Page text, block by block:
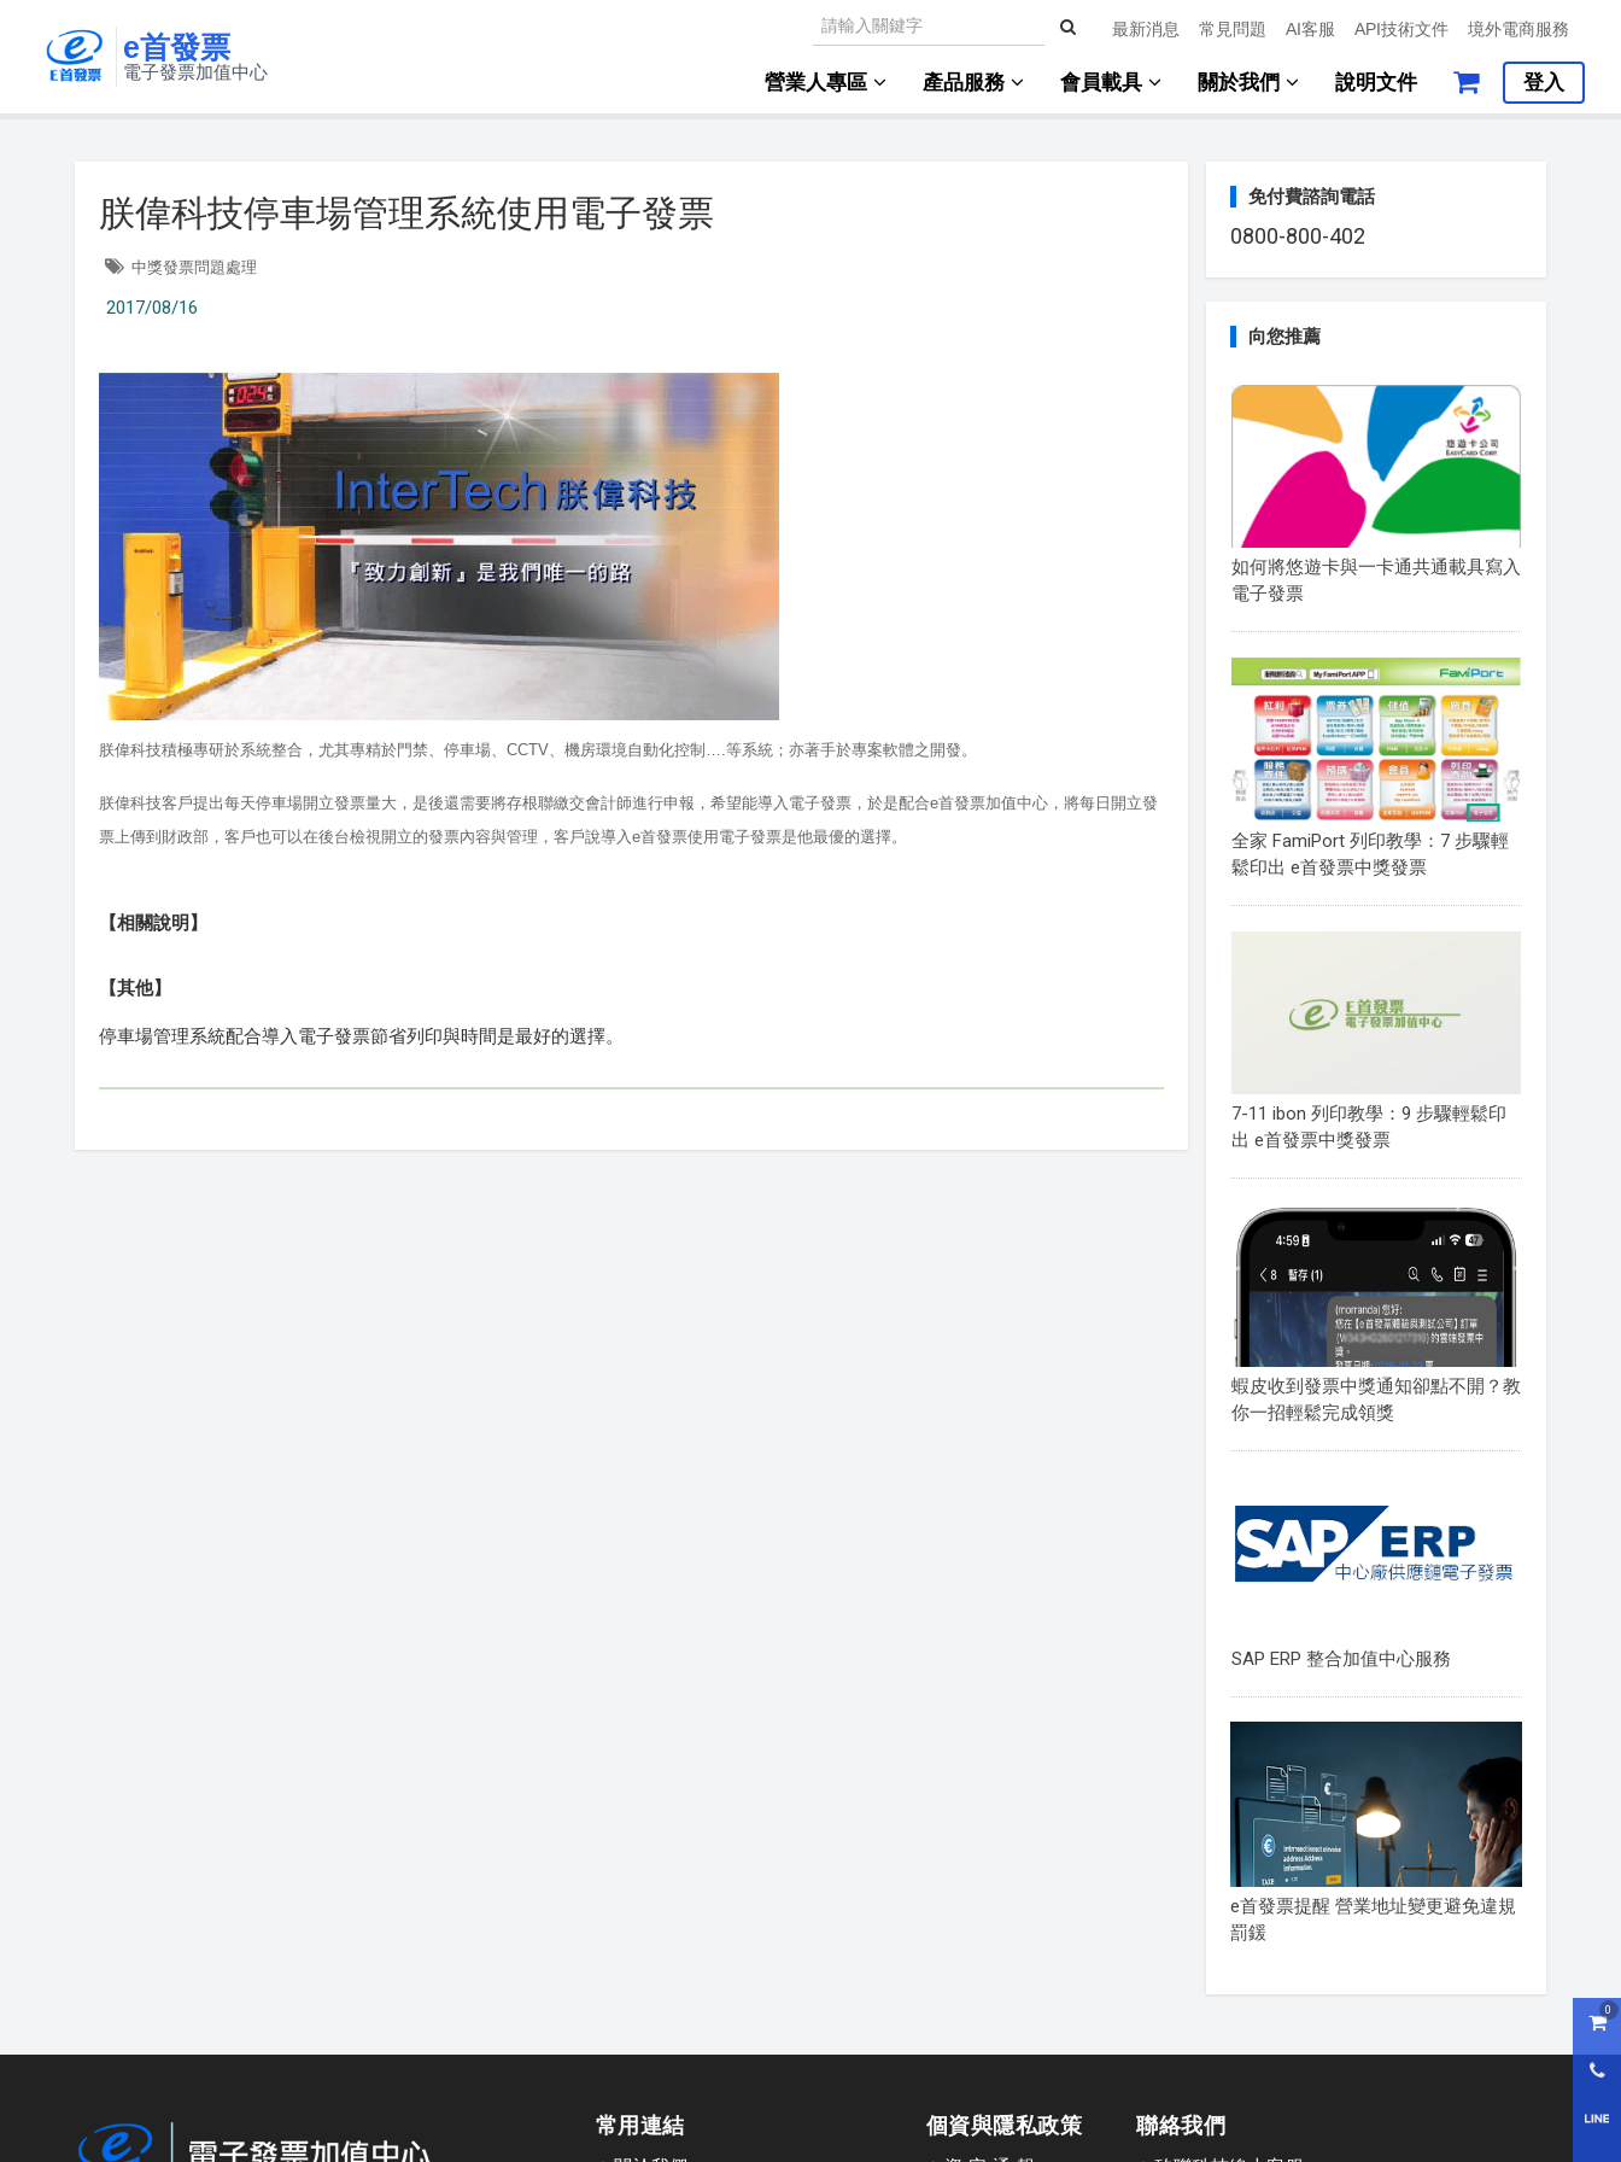
購
0
e首發票
電子發票加值中心
最新消息 常見問題 AI客服 API技術文件 境外電商服務
營業人專區 產品服務 會員載具 關於我們 說明文件 登入
朕偉科技停車場管理系統使用電子發票
中獎發票問題處理
2017/08/16
朕偉科技積極專研於系統整合，尤其專精於門禁、停車場、CCTV、機房環境自動化控制….等系統；亦著手於專案軟體之開發。
朕偉科技客戶提出每天停車場開立發票量大，是後還需要將存根聯繳交會計師進行申報，希望能導入電子發票，於是配合e首發票加值中心，將每日開立發
票上傳到財政部，客戶也可以在後台檢視開立的發票內容與管理，客戶說導入e首發票使用電子發票是他最優的選擇。
【相關說明】
【其他】
停車場管理系統配合導入電子發票節省列印與時間是最好的選擇。
免付費諮詢電話
0800-800-402
向您推薦
如何將悠遊卡與一卡通共通載具寫入
電子發票
全家 FamiPort 列印教學：7 步驟輕
鬆印出 e首發票中獎發票
7-11 ibon 列印教學：9 步驟輕鬆印
出 e首發票中獎發票
蝦皮收到發票中獎通知卻點不開？教
你一招輕鬆完成領獎
SAP ERP 整合加值中心服務
e首發票提醒 營業地址變更避免違規
罰鍰
常用連結 個資與隱私政策 聯絡我們